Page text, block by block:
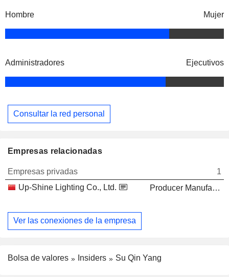
Hombre Mujer
Administradores Ejecutivos
Consultar la red personal
Empresas relacionadas
Empresas privadas
1
Up-Shine Lighting Co., Ltd.
Producer Manufacturing
Ver las conexiones de la empresa
Bolsa de valores Insiders Su Qin Yang